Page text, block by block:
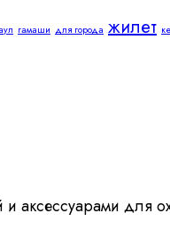
гамаши для города жилет
аксессуарами для